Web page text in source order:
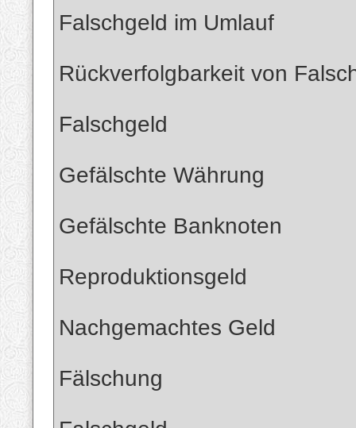
Falschgeld im Umlauf
Rückverfolgbarkeit von
Falschgeld
Gefälschte Währung
Gefälschte Banknoten
Reproduktionsgeld
Nachgemachtes Geld
Fälschung